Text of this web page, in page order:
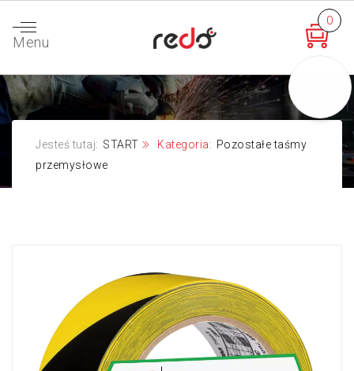
Menu
0
Jesteś tutaj: START Kategoria: Pozostałe taśmy
przemysłowe